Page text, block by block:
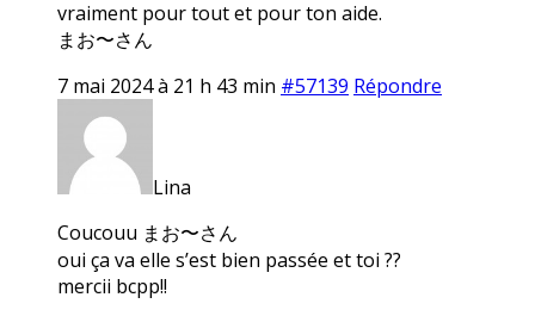
vraiment pour tout et pour ton aide.
まお〜さん
7 mai 2024 à 21 h 43 min #57139 Répondre
Lina
Coucouu まお〜さん
oui ça va elle s’est bien passée et toi ??
mercii bcpp!!